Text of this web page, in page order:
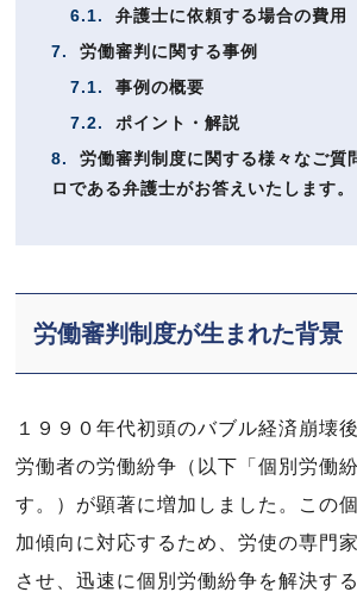
6.1.
弁護士に依頼する場合の費用
7.
労働審判に関する事例
7.1.
事例の概要
7.2.
ポイント・解説
8.
労働審判制度に関する様々なご質
ロである弁護士がお答えいたします。
労働審判制度が生まれた背景
１９９０年代初頭のバブル経済崩壊
労働者の労働紛争（以下「個別労働
す。）が顕著に増加しました。この
加傾向に対応するため、労使の専門
させ、迅速に個別労働紛争を解決す